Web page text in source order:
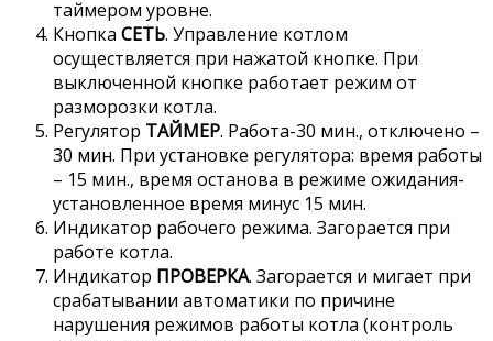
таймером уровне.
Кнопка СЕТЬ. Управление котлом
осуществляется при нажатой кнопке. При
выключенной кнопке работает режим от
разморозки котла.
Регулятор ТАЙМЕР. Работа-30 мин., отключено –
30 мин. При установке регулятора: время работы
– 15 мин., время останова в режиме ожидания-
установленное время минус 15 мин.
Индикатор рабочего режима. Загорается при
работе котла.
Индикатор ПРОВЕРКА. Загорается и мигает при
срабатывании автоматики по причине
нарушения режимов работы котла (контроль